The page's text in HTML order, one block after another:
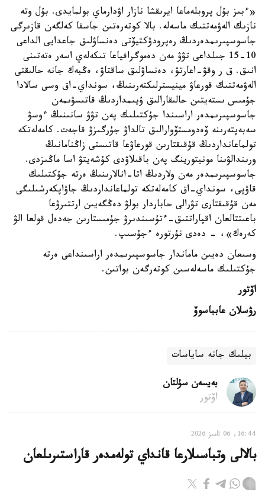
«ءبىز بۇل پروبلەماعا ايرىقشا نازار اۋدارماي بولمايدى. بۇل وتە
نازىك الەۋمەتتىك ماسەلە. بالا كوتەرەتىن جاسقا كەلگەن قازىرگى
جاسوسپىرىمدەردىڭ رەپرودۋكتيۆتى دەنساۋلىق جاعدايى الداعى
10-15 جىلداعى تۋۋ مەن دەموگرافياعا تىكەلەي اسەر ەتەتىنى
انىق. ق ر وقۋ-اعارتۋ، دەنساۋلىق ساقتاۋ، ەڭبەك جانە حالىقتى
الەۋمەتتىك قورعاۋ مينيسترلىكتەرىنىڭ، سونداي-اق وسى سالادا
جۇمىس ىستەيتىن حالىقارالىق ۇيىمداردىڭ قاتىسۋىمەن
جاسوسپىرىمدەر اراسىندا جۇكتىلىك پەن تۋۋ سانىنىڭ ءوسۋ
سەبەپتەرىنە ۆەدومستۆوارالىق تالداۋ جۇرگىزۋ قاجەت. كامەلەتكە
تولماعانداردىڭ قۇقىقتارىن قورعاۋعا قاتىستى زاڭنامانىڭ
ورىندالۋىنا مونيتورينگ پەن باقىلاۋدى كۇشەيتۋ اسا ماڭىزدى.
جاسوسپىرىمدەر مەن ولاردىڭ اتا-انالارىنىڭ ەرتە جۇكتىلىك
قاۋپى، سونداي-اق كامەلەتكە تولماعانداردىڭ جاۋاپكەرشىلىگى
مەن قۇقىقتارى تۋرالى حاباردار بولۋ دەڭگەيىن ارتتىرۋعا
باعىتتالعان اقپاراتتىق-ءتۇسىندىرۋ جۇمىستارىن جەدەل قولعا الۋ
كەرەك»، - دەدى نۇرتورە ءجۇسىپ.
وسىعان دەيىن ماماندار جاسوسپىرىمدەر اراسىنداعى ەرتە
جۇكتىلىك ماسەلەسىن كوتەرگەن بواتىن.
اۆتور
رۋسلان عابباسوۆ
بيلىك جانە ساياسات
بەيسەن سۇلتان
اۆتور
16:44, 06 تامىز 2026
بالالى وتباسىلارعا قانداي تولەمدەر قاراستىرىلعان